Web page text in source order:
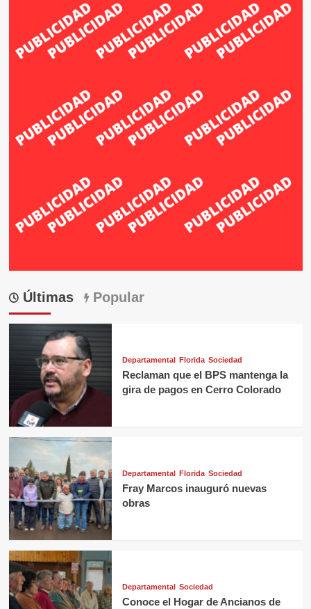
Últimas Popular
Departamental Florida Sociedad
Reclaman que el BPS mantenga la
gira de pagos en Cerro Colorado
Departamental Florida Sociedad
Fray Marcos inauguró nuevas
obras
Departamental Sociedad
Conoce el Hogar de Ancianos de